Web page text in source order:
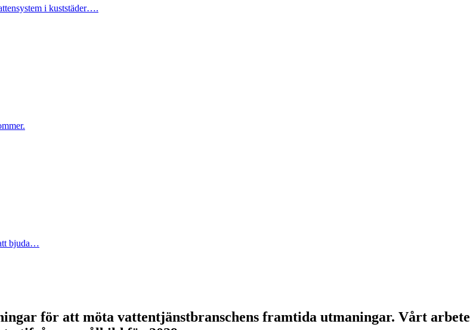
i kuststäder….
bjuda…
för att möta vattentjänstbranschens framtida utmaningar. Vårt arbete